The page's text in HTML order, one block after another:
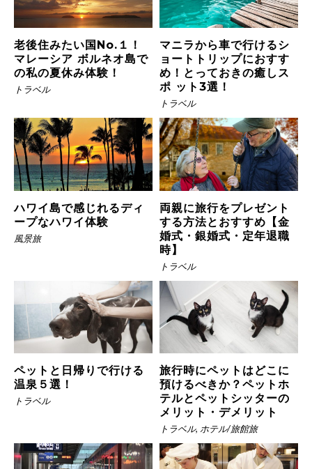
老後住みたい国No.１！
マレーシア ボルネオ島で
の私の夏休み体験！
トラベル
マニラから車で行けるシ
ョートトリップにおすす
め！とっておきの癒しス
ポ ット3選！
トラベル
ハワイ島で感じれるディ
ープなハワイ体験
風景旅
両親に旅行をプレゼント
する方法とおすすめ【金
婚式・銀婚式・定年退職
時】
トラベル
ペットと日帰りで行ける
温泉５選！
トラベル
旅行時にペットはどこに
預けるべきか？ペットホ
テルとペットシッターの
メリット・デメリット
トラベル, ホテル/旅館旅